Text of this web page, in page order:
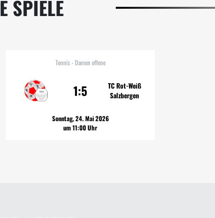
SPIELE
Tennis - Damen offene
1:5
TC Rot-Weiß
Salzbergen
Sonntag, 24. Mai 2026
um 11:00 Uhr